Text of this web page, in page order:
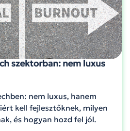
szektorban: nem luxus
nem luxus, hanem
kell fejlesztőknek, milyen
és hogyan hozd fel jól.